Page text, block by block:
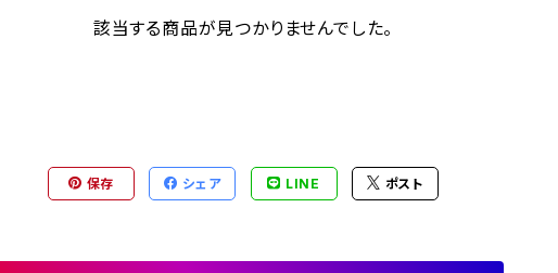
該当する商品が見つかりませんでした。
保存 シェア LINE ポスト